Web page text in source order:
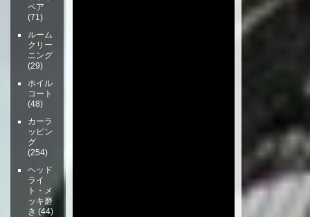
ペア
(71)
ルーム
クリー
ニング
(29)
ホイル
コート
(48)
カーラ
ッピン
グ
(254)
ヘッド
ライ
ト・メ
ッキ磨
き (44)